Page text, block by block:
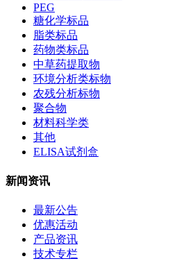
PEG
糖化学标品
脂类标品
药物类标品
中草药提取物
环境分析类标物
农残分析标物
聚合物
材料科学类
其他
ELISA试剂盒
新闻资讯
最新公告
优惠活动
产品资讯
技术专栏